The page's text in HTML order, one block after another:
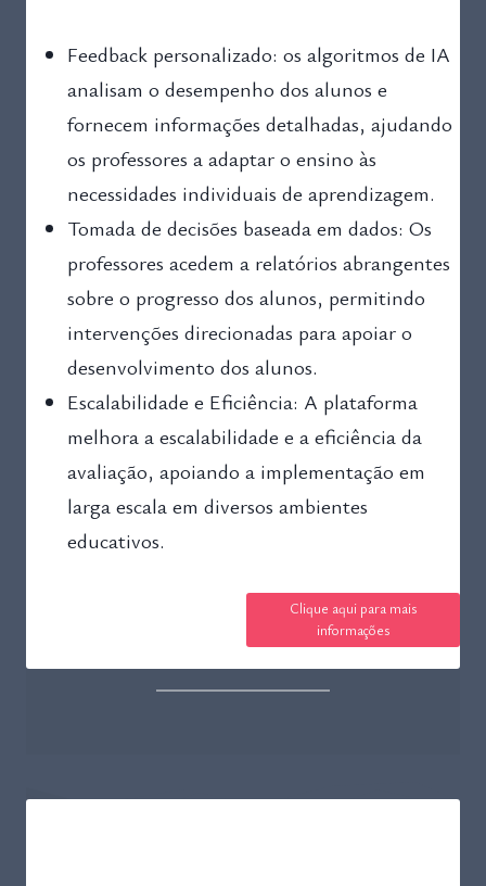
Feedback personalizado: os algoritmos de IA
analisam o desempenho dos alunos e
fornecem informações detalhadas, ajudando
os professores a adaptar o ensino às
necessidades individuais de aprendizagem.
Tomada de decisões baseada em dados: Os
professores acedem a relatórios abrangentes
sobre o progresso dos alunos, permitindo
intervenções direcionadas para apoiar o
desenvolvimento dos alunos.
Escalabilidade e Eficiência: A plataforma
melhora a escalabilidade e a eficiência da
avaliação, apoiando a implementação em
larga escala em diversos ambientes
educativos.
Clique aqui para mais
informações